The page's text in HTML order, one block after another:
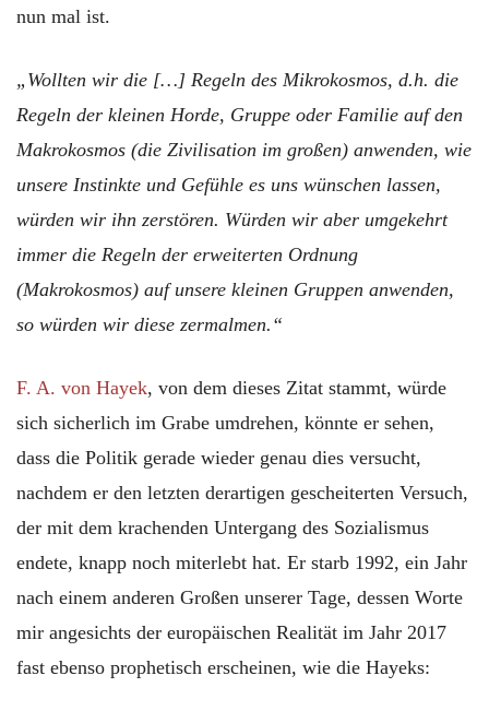
nun mal ist.
„Wollten wir die […] Regeln des Mikrokosmos, d.h. die
Regeln der kleinen Horde, Gruppe oder Familie auf den
Makrokosmos (die Zivilisation im großen) anwenden, wie
unsere Instinkte und Gefühle es uns wünschen lassen,
würden wir ihn zerstören. Würden wir aber umgekehrt
immer die Regeln der erweiterten Ordnung
(Makrokosmos) auf unsere kleinen Gruppen anwenden,
so würden wir diese zermalmen.“
F. A. von Hayek, von dem dieses Zitat stammt, würde
sich sicherlich im Grabe umdrehen, könnte er sehen,
dass die Politik gerade wieder genau dies versucht,
nachdem er den letzten derartigen gescheiterten Versuch,
der mit dem krachenden Untergang des Sozialismus
endete, knapp noch miterlebt hat. Er starb 1992, ein Jahr
nach einem anderen Großen unserer Tage, dessen Worte
mir angesichts der europäischen Realität im Jahr 2017
fast ebenso prophetisch erscheinen, wie die Hayeks: